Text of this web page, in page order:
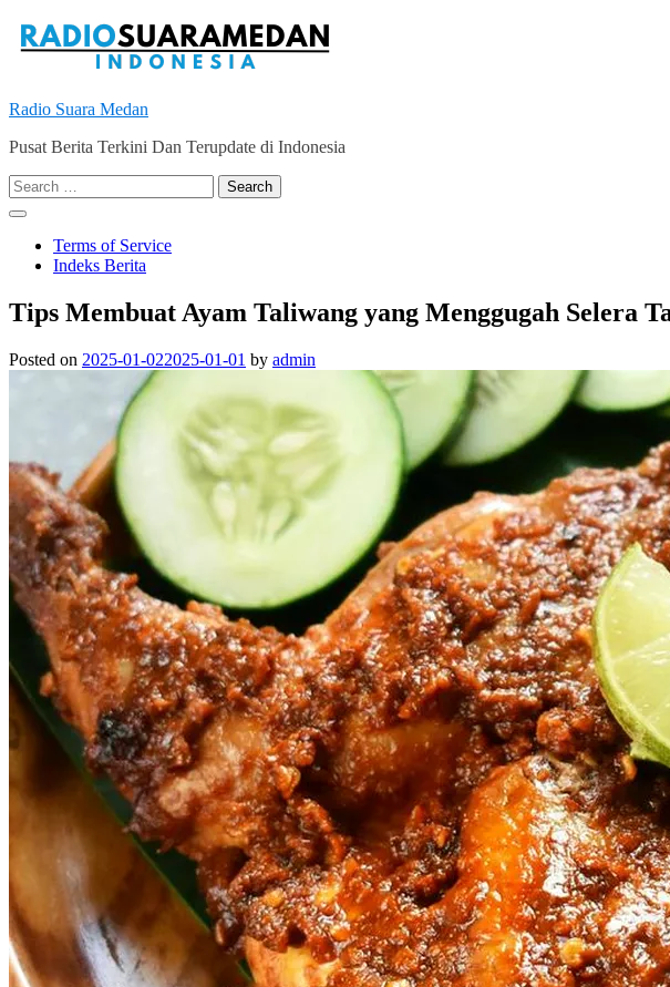
content
Radio Suara Medan
Pusat Berita Terkini Dan Terupdate di Indonesia
Search
for:
Terms of Service
Indeks Berita
Tips Membuat Ayam Taliwang yang Menggugah Selera
Posted on 2025-01-022025-01-01 by admin